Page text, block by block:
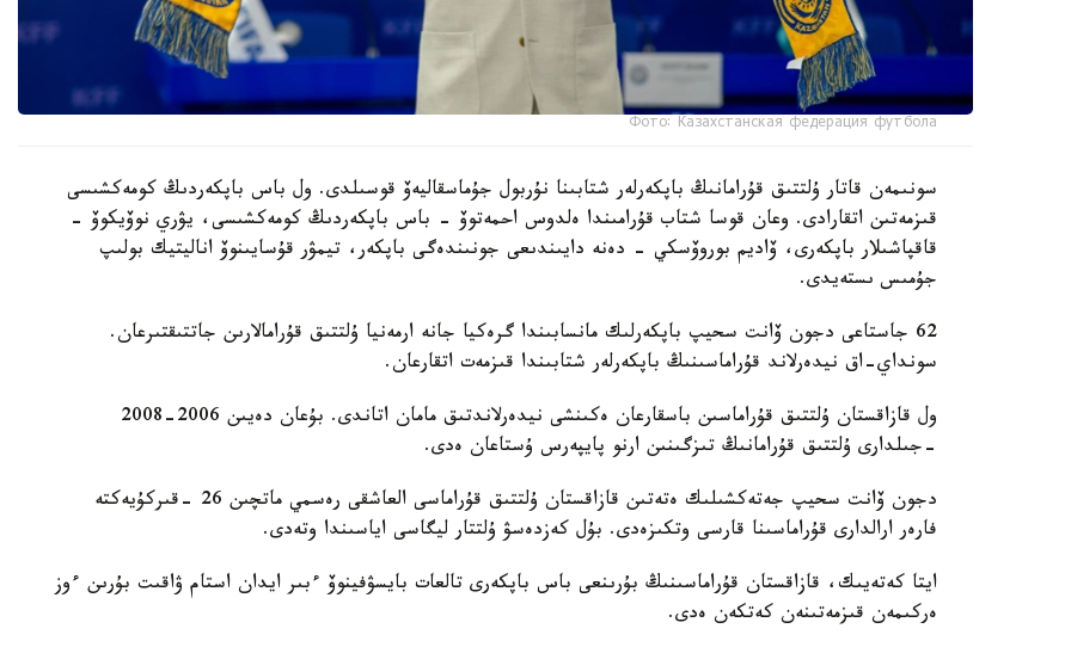
Фото: Казахстанская федерация футбола
سونىمەن قاتار ۇلتتىق قۇرامانىڭ باپكەرلەر شتابىنا نۇربول جۇماسقاليەۆ قوسىلدى. ول باس باپكەردىڭ كومەكشىسى
قىزمەتىن اتقارادى. وعان قوسا شتاب قۇرامىندا ەلدوس احمەتوۆ - باس باپكەردىڭ كومەكشىسى، يۋري نوۆيكوۆ -
قاقپاشىلار باپكەرى، ۆاديم بوروۆسكي - دەنە دايىندىعى جونىندەگى باپكەر، تيمۋر قۇسايىنوۆ اناليتيك بولىپ
جۇمىس ىستەيدى.
62 جاستاعى دجون ۆانت سحيپ باپكەرلىك مانسابىندا گرەكيا جانە ارمەنيا ۇلتتىق قۇرامالارىن جاتتىقتىرعان.
سونداي-اق نيدەرلاند قۇراماسىنىڭ باپكەرلەر شتابىندا قىزمەت اتقارعان.
ول قازاقستان ۇلتتىق قۇراماسىن باسقارعان ەكىنشى نيدەرلاندتىق مامان اتاندى. بۇعان دەيىن 2006-2008
-جىلدارى ۇلتتىق قۇرامانىڭ تىزگىنىن ارنو پايپەرس ۇستاعان ەدى.
دجون ۆانت سحيپ جەتەكشىلىك ەتەتىن قازاقستان ۇلتتىق قۇراماسى العاشقى رەسمي ماتچىن 26 -قىركۇيەكتە
فارەر ارالدارى قۇراماسىنا قارسى وتكىزەدى. بۇل كەزدەسۋ ۇلتتار ليگاسى اياسىندا وتەدى.
ايتا كەتەيىك، قازاقستان قۇراماسىنىڭ بۇرىنعى باس باپكەرى تالعات بايسۋفينوۆ ءبىر ايدان استام ۋاقىت بۇرىن ءوز
ەركىمەن قىزمەتىنەن كەتكەن ەدى.